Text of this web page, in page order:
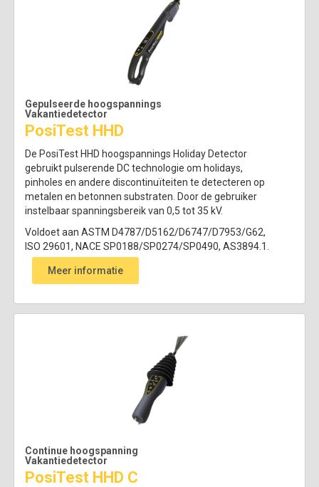
Gepulseerde hoogspannings
Vakantiedetector
PosiTest HHD
De PosiTest HHD hoogspannings Holiday Detector
gebruikt pulserende DC technologie om holidays,
pinholes en andere discontinuïteiten te detecteren op
metalen en betonnen substraten. Door de gebruiker
instelbaar spanningsbereik van 0,5 tot 35 kV.
Voldoet aan ASTM D4787/D5162/D6747/D7953/G62,
ISO 29601, NACE SP0188/SP0274/SP0490, AS3894.1.
Meer informatie
Continue hoogspanning
Vakantiedetector
PosiTest HHD C